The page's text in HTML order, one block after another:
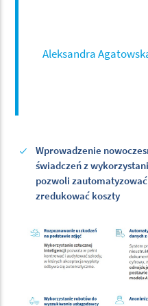
Aleksandra
Wprowadzenie
świadczeń z
pozwoli
zredukować koszty